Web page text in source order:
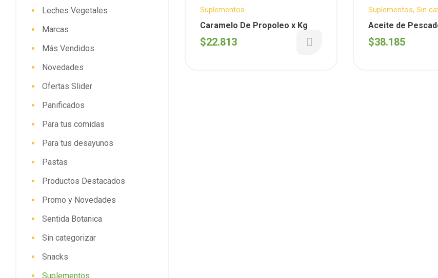
Suplementos
Caramelo De Propoleo x Kg
$22.813
Suplementos, Sin
Novedades ,
Aceite de
(Sundance) 100
blandas- Sin tacc
$38.185
Leches Vegetales
Marcas
Más Vendidos
Novedades
Ofertas Slider
Panificados
Para tus comidas
Para tus desayunos
Pastas
Productos Destacados
Promo y Novedades
Sentida Botanica
Sin categorizar
Snacks
Suplementos